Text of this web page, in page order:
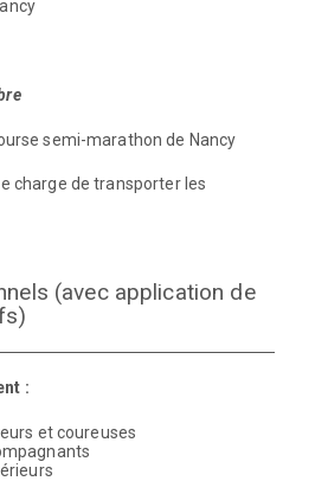
semi-marathon de Nancy
charge de transporter les
(avec application de
:
et coureuses